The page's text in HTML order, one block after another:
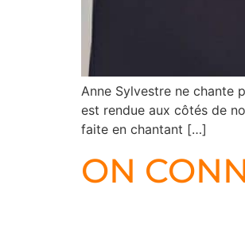
Anne Sylvestre ne chante
est rendue aux côtés de
faite en chantant […]
ON